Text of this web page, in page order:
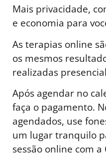
Mais privacidade,
e economia para
As terapias online
os mesmos
realizadas
Após agendar no
faça o pagamento.
agendados, use
um lugar tranquilo
sessão online com a